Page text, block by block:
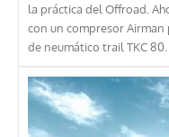
la práctica del Offroad.
con un compresor
de neumático trail TKC 80.